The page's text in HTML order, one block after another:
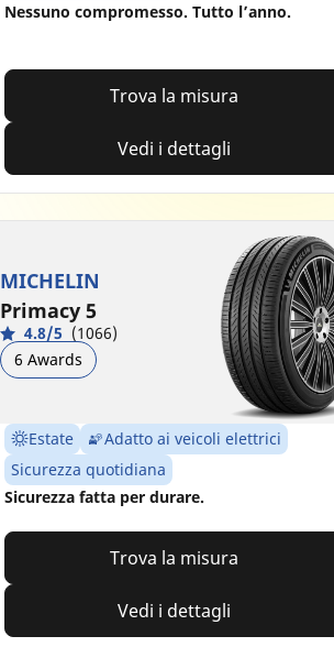
Nessuno compromesso. Tutto l’anno.
Trova la misura
Vedi i dettagli
MICHELIN
Primacy 5
4.8/5 (1066)
6 Awards
Estate
Adatto ai veicoli elettrici
Sicurezza quotidiana
Sicurezza fatta per durare.
Trova la misura
Vedi i dettagli